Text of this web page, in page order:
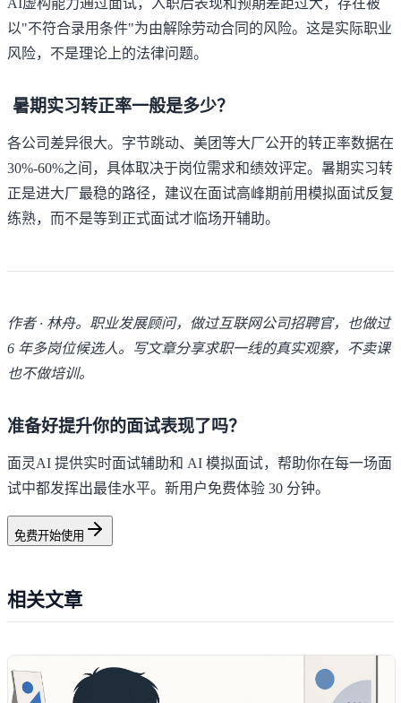
AI虚构能力通过面试，入职后表现和预期差距过大，存在被
以"不符合录用条件"为由解除劳动合同的风险。这是实际职业
风险，不是理论上的法律问题。
暑期实习转正率一般是多少？
各公司差异很大。字节跳动、美团等大厂公开的转正率数据在
30%-60%之间，具体取决于岗位需求和绩效评定。暑期实习转
正是进大厂最稳的路径，建议在面试高峰期前用模拟面试反复
练熟，而不是等到正式面试才临场开辅助。
作者 · 林舟。职业发展顾问，做过互联网公司招聘官，也做过
6 年多岗位候选人。写文章分享求职一线的真实观察，不卖课
也不做培训。
准备好提升你的面试表现了吗？
面灵AI 提供实时面试辅助和 AI 模拟面试，帮助你在每一场面
试中都发挥出最佳水平。新用户免费体验 30 分钟。
免费开始使用
相关文章